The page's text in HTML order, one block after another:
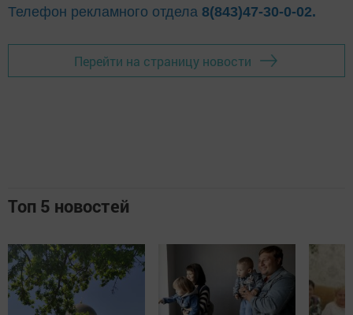
Телефон рекламного отдела 8(843)47-30-0-02.
Перейти на страницу новости
Топ 5 новостей